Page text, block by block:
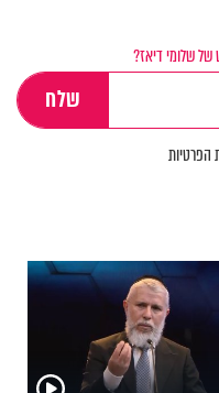
שלומי דיאז?
הפרטיות